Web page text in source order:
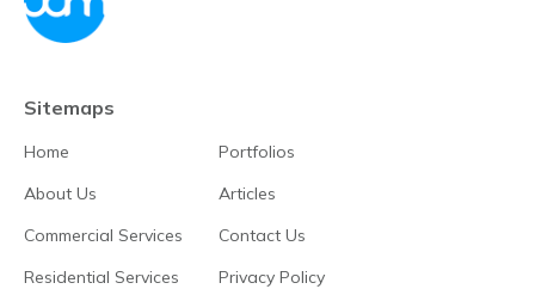
Sitemaps
Home
About Us
Commercial Services
Residential Services
Portfolios
Articles
Contact Us
Privacy Policy